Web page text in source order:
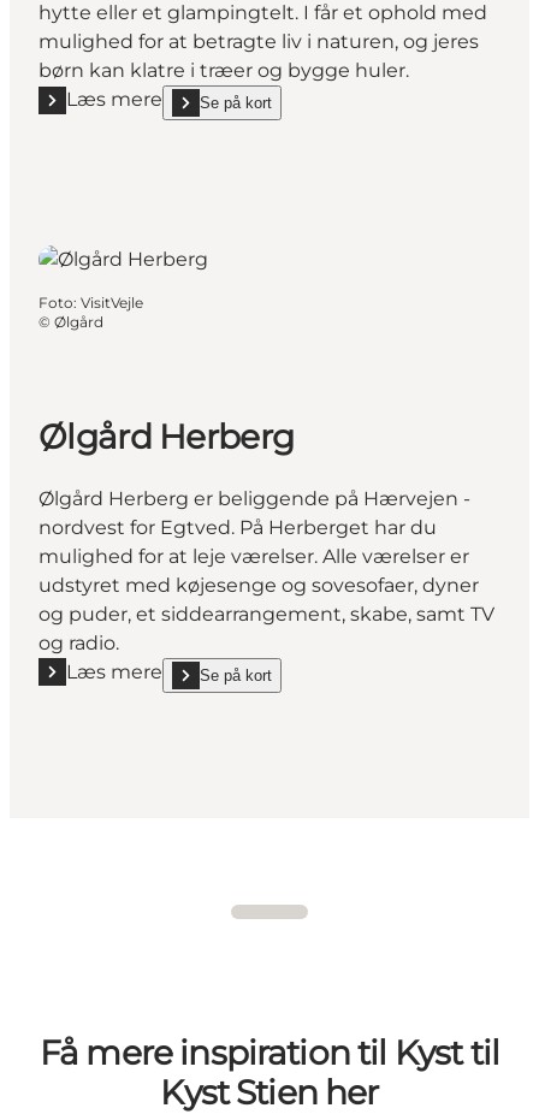
hytte eller et glampingtelt. I får et ophold med
mulighed for at betragte liv i naturen, og jeres
børn kan klatre i træer og bygge huler.
Læs mere
Læs mere "Egtved Camping"
Se på kort
show Egtved Camping on_map
Foto: VisitVejle
© Ølgård
Ølgård Herberg
Ølgård Herberg er beliggende på Hærvejen -
nordvest for Egtved. På Herberget har du
mulighed for at leje værelser. Alle værelser er
udstyret med køjesenge og sovesofaer, dyner
og puder, et siddearrangement, skabe, samt TV
og radio.
Læs mere
Læs mere "Ølgård Herberg"
Se på kort
show Ølgård Herberg on_map
Få mere inspiration til Kyst til
Kyst Stien her